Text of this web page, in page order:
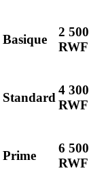
Basique
2 500
RWF
Standard
4 300
RWF
Prime
6 500
RWF